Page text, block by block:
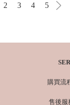
2 3 4 5
購買流
售後服